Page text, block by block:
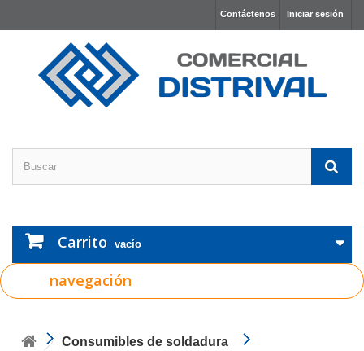
Iniciar sesión
Contáctenos
Carrito vacío
navegación
Consumibles de soldadura